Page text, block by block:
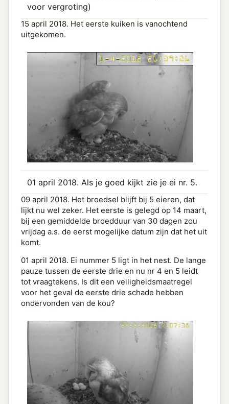
voor vergroting)
15 april 2018. Het eerste kuiken is vanochtend
uitgekomen.
01 april 2018. Als je goed kijkt zie je ei nr. 5.
09 april 2018. Het broedsel blijft bij 5 eieren, dat
lijkt nu wel zeker. Het eerste is gelegd op 14 maart,
bij een gemiddelde broedduur van 30 dagen zou
vrijdag a.s. de eerst mogelijke datum zijn dat het uit
komt.
01 april 2018. Ei nummer 5 ligt in het nest. De lange
pauze tussen de eerste drie en nu nr 4 en 5 leidt
tot vraagtekens. Is dit een veiligheidsmaatregel
voor het geval de eerste drie schade hebben
ondervonden van de kou?